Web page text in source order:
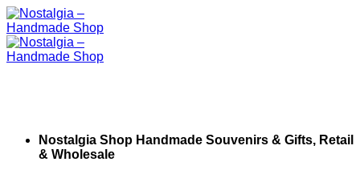
Skip
to
content
Nostalgia Shop Handmade Souvenirs & Gifts, Retail
& Wholesale